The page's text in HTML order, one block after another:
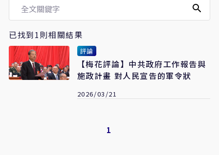
已找到1則相關結果
評論
【梅花評論】中共政府工作報告與
施政計畫 對人民宣告的軍令狀
2026/03/21
1